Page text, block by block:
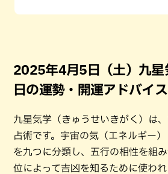
2025年4月5日（土）九星
日の運勢・開運アドバイス
九星気学（きゅうせいきがく）は
占術です。宇宙の気（エネルギー）
を九つに分類し、五行の相性を組
位によって吉凶を知るために使わ